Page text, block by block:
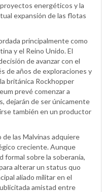
energéticos y la
expansión de las flotas
principalmente como
y el Reino Unido. El
de avanzar con el
de años de exploraciones y
británica Rockhopper
prevé comenzar a
dejarán de ser únicamente
también en un productor
las Malvinas adquiere
creciente. Aunque
formal sobre la soberanía,
alterar un status quo
aliado militar en el
amistad entre